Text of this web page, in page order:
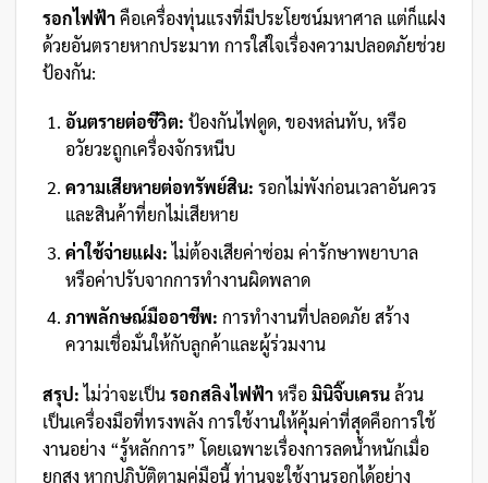
รอกไฟฟ้าคือเครื่องทุ่นแรงที่มีประโยชน์มหาศาล แต่ก็แฝง
ด้วยอันตรายหากประมาท การใส่ใจเรื่องความปลอดภัยช่วย
ป้องกัน:
อันตรายต่อชีวิต: ป้องกันไฟดูด, ของหล่นทับ, หรือ
อวัยวะถูกเครื่องจักรหนีบ
ความเสียหายต่อทรัพย์สิน: รอกไม่พังก่อนเวลาอันควร
และสินค้าที่ยกไม่เสียหาย
ค่าใช้จ่ายแฝง:ไม่ต้องเสียค่าซ่อม ค่ารักษาพยาบาล
หรือค่าปรับจากการทำงานผิดพลาด
ภาพลักษณ์มืออาชีพ: การทำงานที่ปลอดภัย สร้าง
ความเชื่อมั่นให้กับลูกค้าและผู้ร่วมงาน
สรุป:ไม่ว่าจะเป็นรอกสลิงไฟฟ้าหรือมินิจิ๊บเครนล้วน
เป็นเครื่องมือที่ทรงพลัง การใช้งานให้คุ้มค่าที่สุดคือการใช้
งานอย่าง “รู้หลักการ” โดยเฉพาะเรื่องการลดน้ำหนักเมื่อ
ยกสูง หากปฏิบัติตามคู่มือนี้ ท่านจะใช้งานรอกได้อย่าง